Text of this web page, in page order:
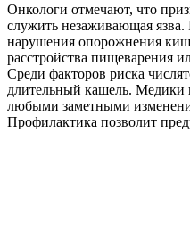
Онкологи отмечают, что
служить незаживающая язва.
нарушения опорожнения
расстройства пищеварения
Среди факторов риска
длительный кашель. Медики
любыми заметными
Профилактика позволит